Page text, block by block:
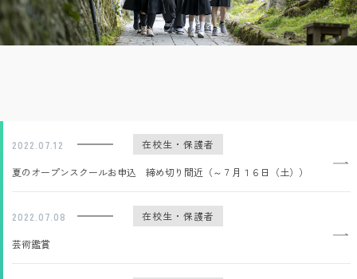
2022.07.12 在校生・保護者
夏のオープンスクールお申込 締め切り間近（～７月１６日（土））
2022.07.08 在校生・保護者
芸術鑑賞